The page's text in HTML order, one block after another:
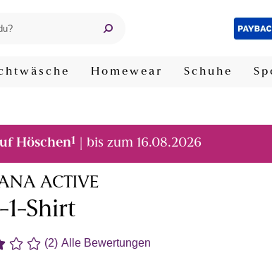
Homewear Schuhe
Höschen1 | bis zum 16.08.2026
ACTIVE
Shirt
(2) Alle Bewertungen